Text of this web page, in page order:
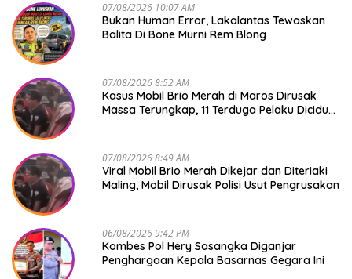
07/08/2026 10:07 AM
Bukan Human Error, Lakalantas Tewaskan
Balita Di Bone Murni Rem Blong
07/08/2026 8:52 AM
Kasus Mobil Brio Merah di Maros Dirusak
Massa Terungkap, 11 Terduga Pelaku Diciduk
07/08/2026 8:49 AM
Viral Mobil Brio Merah Dikejar dan Diteriaki
Maling, Mobil Dirusak Polisi Usut Pengrusakan
06/08/2026 9:42 PM
Kombes Pol Hery Sasangka Diganjar
Penghargaan Kepala Basarnas Gegara Ini